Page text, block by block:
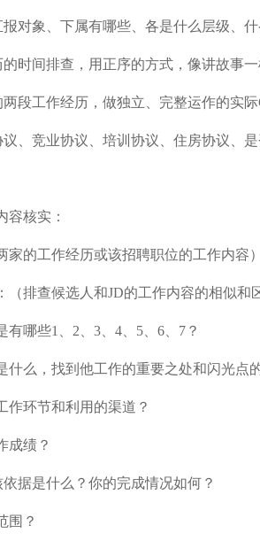
对象、下属有哪些、各是什么层级、什
时间排查，用正序的方式，像讲故事
段工作经历，做独立、完整运作的实
、竞业协议、培训协议、住房协议、
容核实：
家的工作经历或该招聘职位的工作内容
排查候选人和JD的工作内容的相似和
有哪些1、2、3、4、5、6、7？
什么，找到他工作的重要之处和闪光点
作环节和利用的渠道？
成绩？
据是什么？你的完成情况如何？
围？